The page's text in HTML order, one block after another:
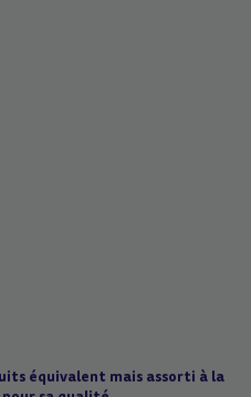
équivalent mais assorti à la